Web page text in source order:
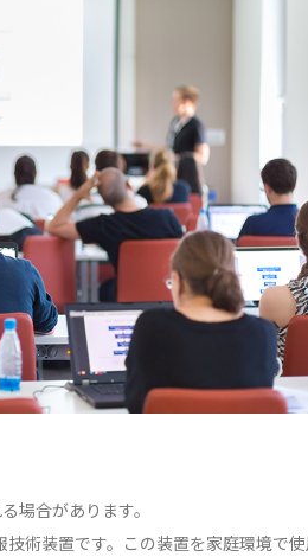
場合があります。
術装置です。この装置を家庭環境で